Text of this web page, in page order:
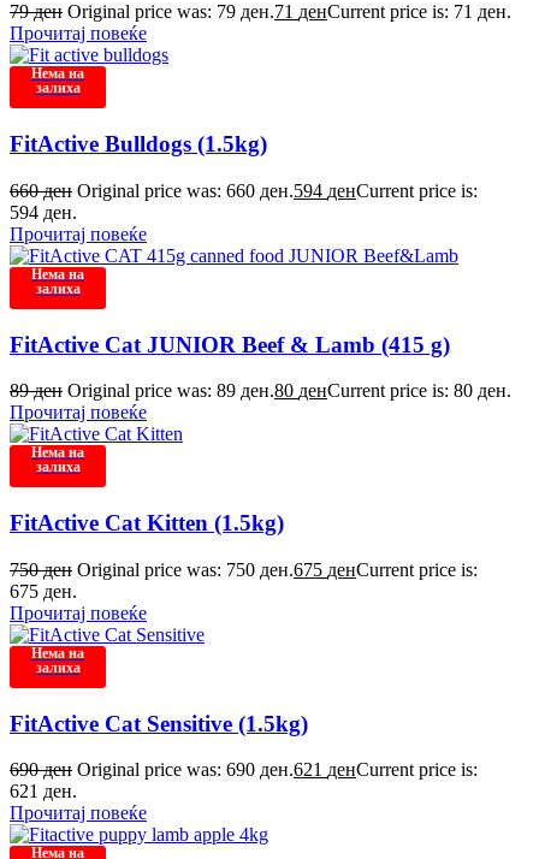
79ден Original price was: 79 ден.71 денCurrent price is: 71 ден.
Прочитај повеќе
Нема на
залиха
FitActive Bulldogs (1.5kg)
660ден Original price was: 660 ден.594 денCurrent price is:
594 ден.
Прочитај повеќе
Нема на
залиха
FitActive Cat JUNIOR Beef & Lamb (415 g)
89ден Original price was: 89 ден.80 денCurrent price is: 80 ден.
Прочитај повеќе
Нема на
залиха
FitActive Cat Kitten (1.5kg)
750ден Original price was: 750 ден.675 денCurrent price is:
675 ден.
Прочитај повеќе
Нема на
залиха
FitActive Cat Sensitive (1.5kg)
690ден Original price was: 690 ден.621 денCurrent price is:
621 ден.
Прочитај повеќе
Нема на